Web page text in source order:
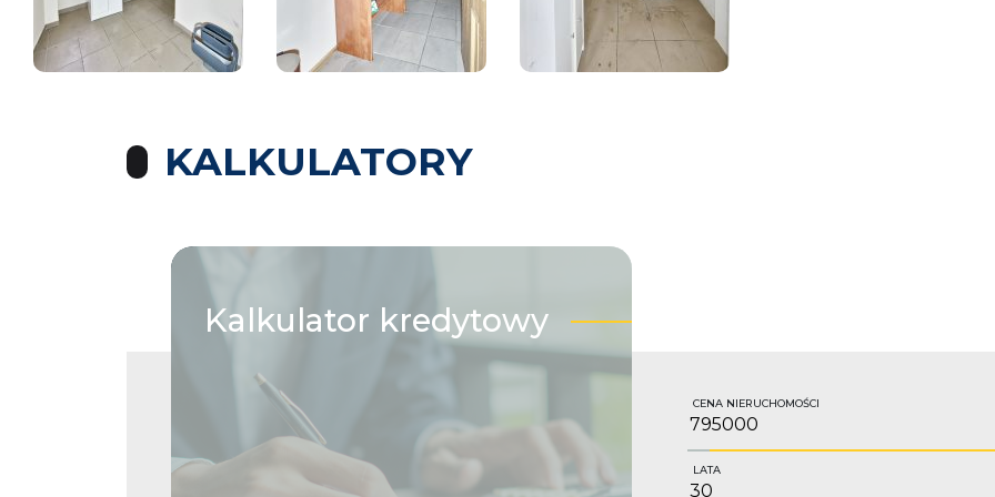
KALKULATORY
Kalkulator kredytowy
CENA NIERUCHOMOŚCI
LATA